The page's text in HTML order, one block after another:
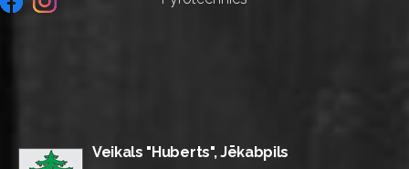
Veikals "Huberts", Jēkabpils